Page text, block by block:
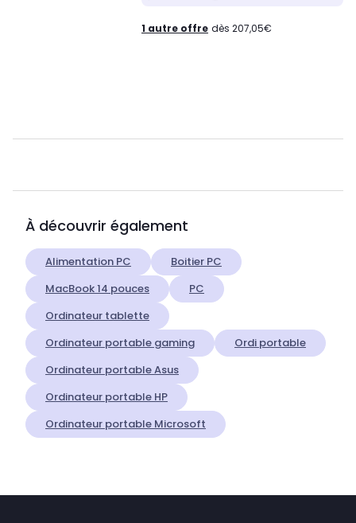
1 autre offre dès 207,05€
À découvrir également
Alimentation PC
Boitier PC
MacBook 14 pouces
PC
Ordinateur tablette
Ordinateur portable gaming
Ordi portable
Ordinateur portable Asus
Ordinateur portable HP
Ordinateur portable Microsoft